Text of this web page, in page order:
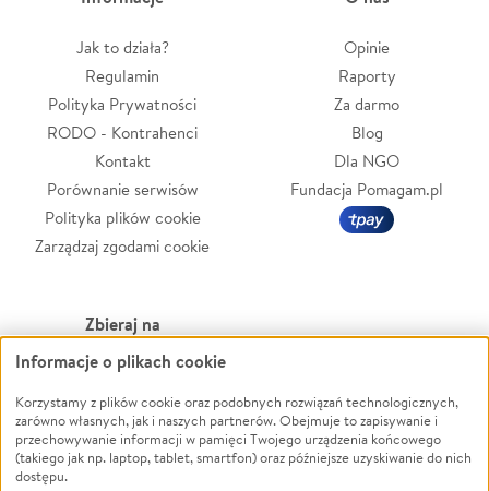
Jak to działa?
Regulamin
Polityka Prywatności
RODO - Kontrahenci
Kontakt
Porównanie serwisów
Polityka plików cookie
Zarządzaj zgodami cookie
Opinie
Raporty
Za darmo
Blog
Dla NGO
Fundacja Pomagam.pl
Zbieraj na
Leczenie
Zwierzęta
Pożar
Ukraina
Powódź
Wichura
NGO
Informacje o plikach cookie
Korzystamy z plików cookie oraz podobnych rozwiązań technologicznych,
zarówno własnych, jak i naszych partnerów. Obejmuje to zapisywanie i
przechowywanie informacji w pamięci Twojego urządzenia końcowego
(takiego jak np. laptop, tablet, smartfon) oraz późniejsze uzyskiwanie do nich
dostępu.